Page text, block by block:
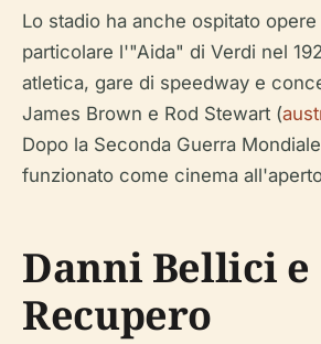
Lo stadio ha anche ospitato
particolare l'"Aida" di Verdi nel
atletica, gare di speedway e
James Brown e Rod Stewart (
Dopo la Seconda Guerra
funzionato come cinema
Danni Bellici e
Recupero